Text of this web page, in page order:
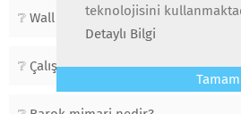
Wall House 2 nasıl özellikleri sahip
Çalışma odası nasıl tasarlanmalı?
teknolojisini
Detaylı Bilgi
Tamam